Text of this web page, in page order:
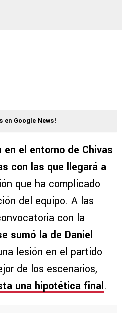
en Google News!
el entorno de Chivas
con las que llegará a
que ha complicado
del equipo. A las
con la
sumó la de Daniel
lesión en el partido
de los escenarios,
una hipotética final.